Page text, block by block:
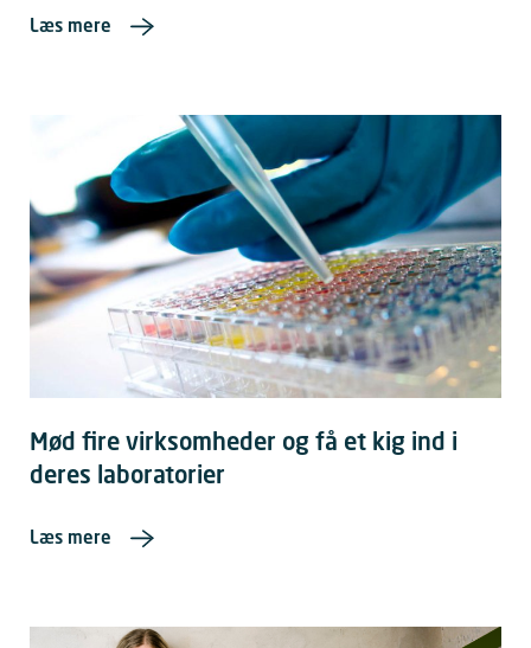
Læs mere
Mød fire virksomheder og få et kig ind i
deres laboratorier
Læs mere